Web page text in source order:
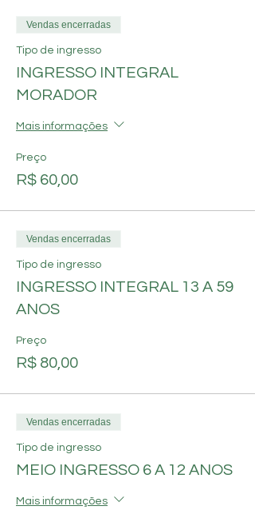
Vendas encerradas
Tipo de ingresso
INGRESSO INTEGRAL
MORADOR
Mais informações
Preço
R$ 60,00
Vendas encerradas
Tipo de ingresso
INGRESSO INTEGRAL 13 A 59
ANOS
Preço
R$ 80,00
Vendas encerradas
Tipo de ingresso
MEIO INGRESSO 6 A 12 ANOS
Mais informações